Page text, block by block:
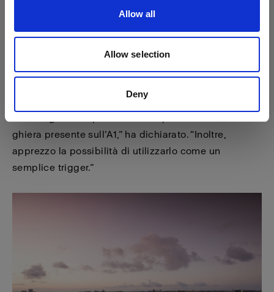
Allow all
Allow selection
Deny
A pochi passi di distanza, Shun ha usato il sole come
fonte di luce principale, con un Profoto A1 off-camera
come riempimento e un altro A1 on-camera come
dello strumento gli offriva un enorme vantaggio.
ghiera presente sull’A1,” ha dichiarato. “Inoltre,
apprezzo la possibilità di utilizzarlo come un
semplice trigger.”